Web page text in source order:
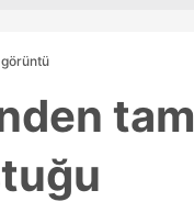
tam